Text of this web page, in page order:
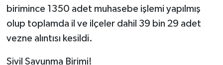
birimince 1350 adet muhasebe işlemi yapılmış
olup toplamda il ve ilçeler dahil 39 bin 29 adet
vezne alıntısı kesildi.
Sivil Savunma Birimi!